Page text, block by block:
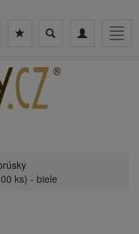
Toggle
Toggle
ks) - biele